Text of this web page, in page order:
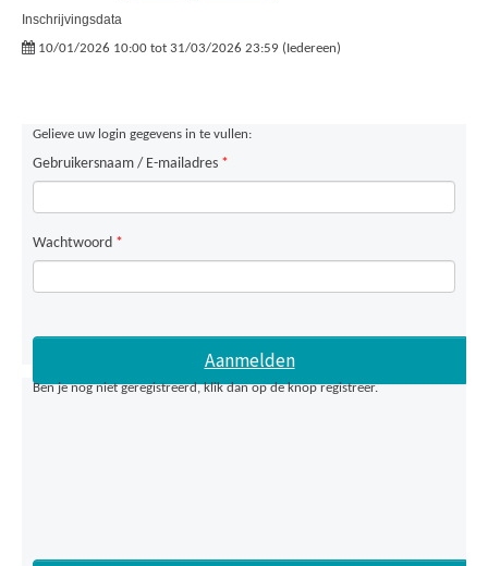
Inschrijvingsdata
10/01/2026 10:00 tot 31/03/2026 23:59 (Iedereen)
Gelieve uw login gegevens in te vullen:
Gebruikersnaam / E-mailadres *
Wachtwoord *
Ben je nog niet geregistreerd, klik dan op de knop registreer.